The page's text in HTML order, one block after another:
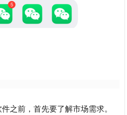
之前，首先要了解市场需求。